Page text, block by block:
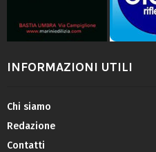
INFORMAZIONI UTILI
Chi siamo
Redazione
Contatti